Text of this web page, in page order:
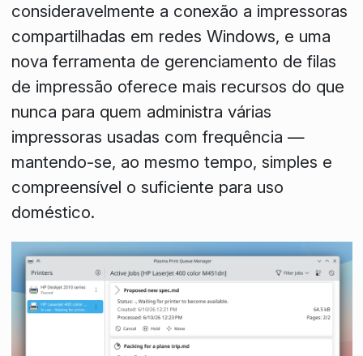
consideravelmente a conexão a impressoras
compartilhadas em redes Windows, e uma
nova ferramenta de gerenciamento de filas
de impressão oferece mais recursos do que
nunca para quem administra várias
impressoras usadas com frequência —
mantendo-se, ao mesmo tempo, simples e
compreensível o suficiente para uso
doméstico.